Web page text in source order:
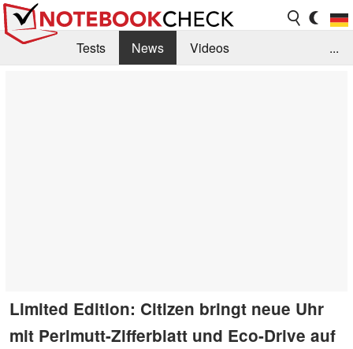
Tests News
Videos
...
Limited Edition: Citizen bringt neue Uhr
mit Perlmutt-Zifferblatt und Eco-Drive auf